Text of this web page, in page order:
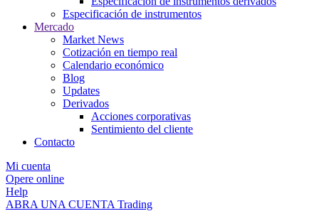
Especificación de instrumentos
Mercado
Market News
Cotización en tiempo real
Calendario económico
Blog
Updates
Derivados
Acciones corporativas
Sentimiento del cliente
Contacto
Mi cuenta
Opere online
Help
ABRA UNA CUENTA Trading